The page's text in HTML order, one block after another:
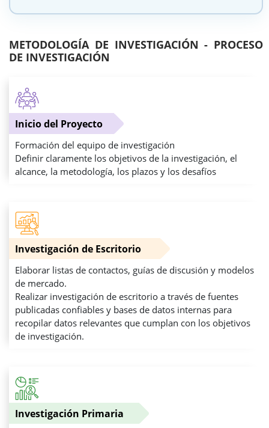
METODOLOGÍA DE INVESTIGACIÓN - PROCESO
DE INVESTIGACIÓN
Inicio del Proyecto
Formación del equipo de investigación
Definir claramente los objetivos de la investigación, el
alcance, la metodología, los plazos y los desafíos
Investigación de Escritorio
Elaborar listas de contactos, guías de discusión y modelos
de mercado.
Realizar investigación de escritorio a través de fuentes
publicadas confiables y bases de datos internas para
recopilar datos relevantes que cumplan con los objetivos
de investigación.
Investigación Primaria